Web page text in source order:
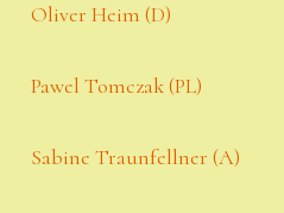
Oliver Heim (D)
Pawel Tomczak (PL)
Sabine Traunfellner (A)